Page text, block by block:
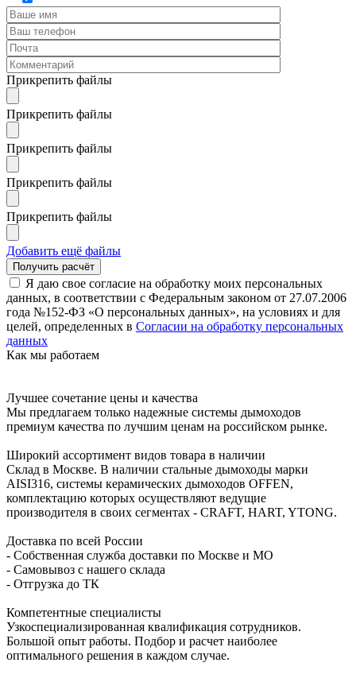
Прикрепить файлы
Прикрепить файлы
Прикрепить файлы
Прикрепить файлы
Прикрепить файлы
Добавить ещё файлы
Я даю свое согласие на обработку моих персональных
данных, в соответствии с Федеральным законом от 27.07.2006
года №152-ФЗ «О персональных данных», на условиях и для
целей, определенных в Согласии на обработку персональных
данных
Как мы работаем
Лучшее сочетание цены и качества
Мы предлагаем только надежные системы дымоходов
премиум качества по лучшим ценам на российском рынке.
Широкий ассортимент видов товара в наличии
Склад в Москве. В наличии стальные дымоходы марки
AISI316, системы керамических дымоходов OFFEN,
комплектацию которых осуществляют ведущие
производителя в своих сегментах - CRAFT, HART, YTONG.
Доставка по всей России
- Собственная служба доставки по Москве и МО
- Самовывоз с нашего склада
- Отгрузка до ТК
Компетентные специалисты
Узкоспециализированная квалификация сотрудников.
Большой опыт работы. Подбор и расчет наиболее
оптимального решения в каждом случае.